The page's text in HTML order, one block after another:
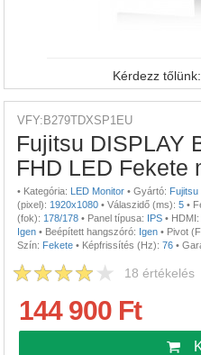
Kérdezz tőlünk:
VFY:B279TDXSP1EU
Fujitsu DISPLAY
FHD LED Fekete
• Kategória: LED Monitor • Gyártó: Fujitsu
(pixel): 1920x1080 • Válaszidő (ms): 5 •
(fok): 178/178 • Panel típusa: IPS • HDMI:
Igen • Beépített hangszóró: Igen • Pivot
Szín: Fekete • Képfrissítés (Hz): 76 •
18 értékelés
144 900 Ft